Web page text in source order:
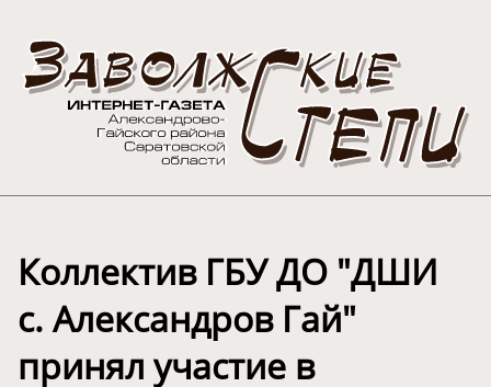
Коллектив ГБУ ДО "ДШИ
с. Александров Гай"
принял участие в